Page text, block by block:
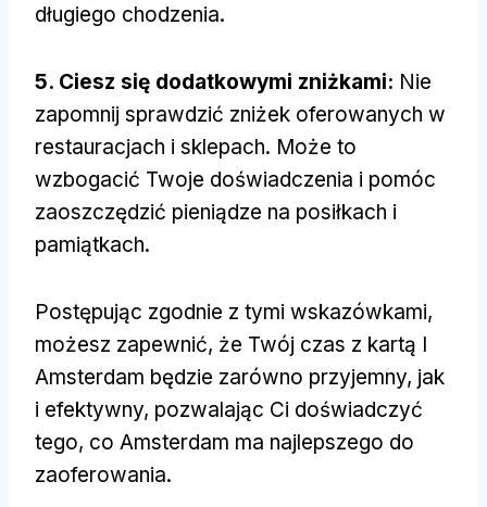
długiego chodzenia.
5. Ciesz się dodatkowymi zniżkami: Nie
zapomnij sprawdzić zniżek oferowanych w
restauracjach i sklepach. Może to
wzbogacić Twoje doświadczenia i pomóc
zaoszczędzić pieniądze na posiłkach i
pamiątkach.
Postępując zgodnie z tymi wskazówkami,
możesz zapewnić, że Twój czas z kartą I
Amsterdam będzie zarówno przyjemny, jak
i efektywny, pozwalając Ci doświadczyć
tego, co Amsterdam ma najlepszego do
zaoferowania.